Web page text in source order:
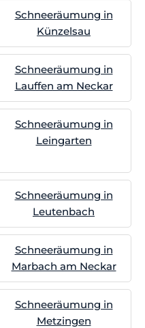
Schneeräumung in
Künzelsau
Schneeräumung in
Lauffen am Neckar
Schneeräumung in
Leingarten
Schneeräumung in
Leutenbach
Schneeräumung in
Marbach am Neckar
Schneeräumung in
Metzingen